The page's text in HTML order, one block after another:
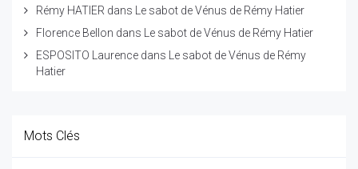
Rémy HATIER dans
Le sabot de Vénus de Rémy Hatier
Florence Bellon dans
Le sabot de Vénus de Rémy Hatier
ESPOSITO Laurence dans
Le sabot de Vénus de Rémy
Hatier
Mots Clés